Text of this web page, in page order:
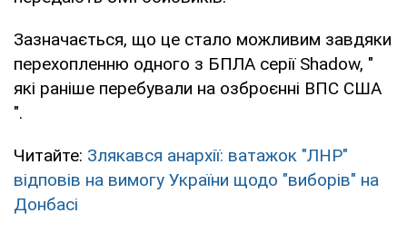
Зазначається, що це стало можливим завдяки
перехопленню одного з БПЛА серії Shadow, "
які раніше перебували на озброєнні ВПС США
".
Читайте: Злякався анархії: ватажок "ЛНР"
відповів на вимогу України щодо "виборів" на
Донбасі